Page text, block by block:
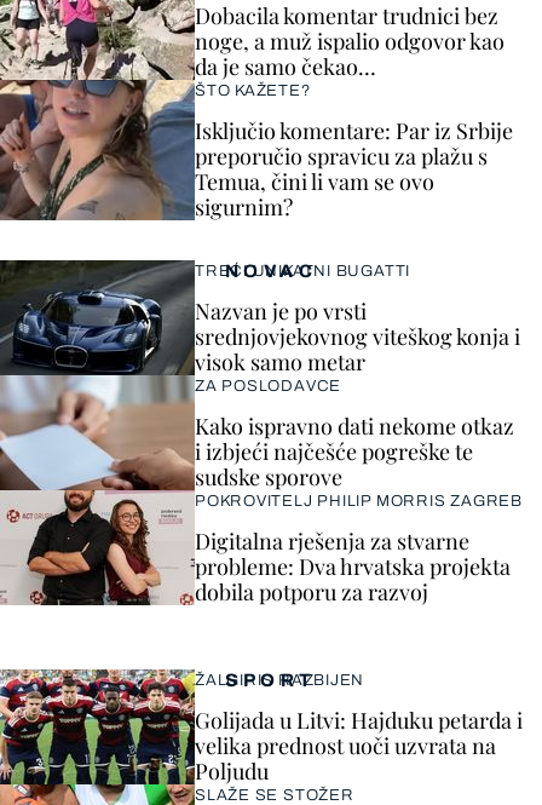
Dobacila komentar trudnici bez
noge, a muž ispalio odgovor kao
da je samo čekao…
ŠTO KAŽETE?
Isključio komentare: Par iz Srbije
preporučio spravicu za plažu s
Temua, čini li vam se ovo
sigurnim?
SPORT
ŽALGIRIS RAZBIJEN
Golijada u Litvi: Hajduku petarda i
velika prednost uoči uzvrata na
Poljudu
SLAŽE SE STOŽER
NOVAC
TREĆI UNIKATNI BUGATTI
Nazvan je po vrsti
srednjovjekovnog viteškog konja i
visok samo metar
ZA POSLODAVCE
Kako ispravno dati nekome otkaz
i izbjeći najčešće pogreške te
sudske sporove
POKROVITELJ PHILIP MORRIS ZAGREB
Digitalna rješenja za stvarne
probleme: Dva hrvatska projekta
dobila potporu za razvoj